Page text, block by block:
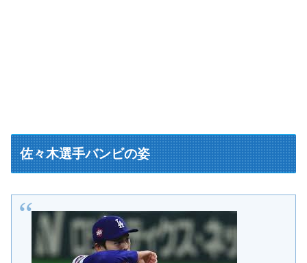
佐々木選手バンビの姿